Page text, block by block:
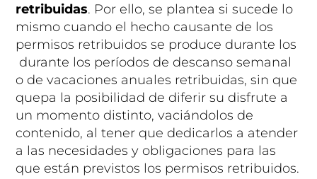
retribuidas. Por ello, se plantea si sucede lo
mismo cuando el hecho causante de los
permisos retribuidos se produce durante los
durante los períodos de descanso semanal
o de vacaciones anuales retribuidas, sin que
quepa la posibilidad de diferir su disfrute a
un momento distinto, vaciándolos de
contenido, al tener que dedicarlos a atender
a las necesidades y obligaciones para las
que están previstos los permisos retribuidos.